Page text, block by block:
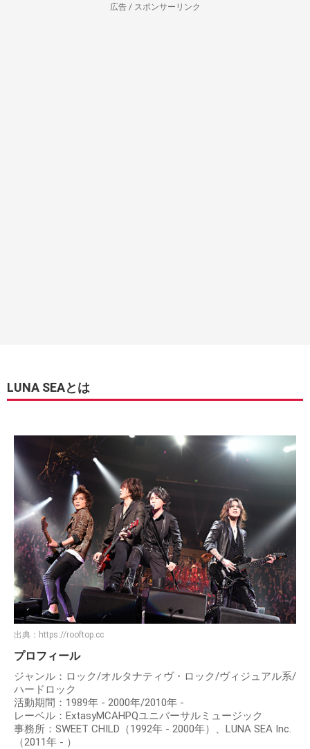
広告 / スポンサーリンク
LUNA SEAとは
出典： https://rooftop.cc
プロフィール
ジャンル：ロック/オルタナティヴ・ロック/ヴィジュアル系/
ハードロック
活動期間：1989年 - 2000年/2010年 -
レーベル：ExtasyMCAHPQユニバーサルミュージック
事務所：SWEET CHILD（1992年 - 2000年）、LUNA SEA Inc.
（2011年 - ）